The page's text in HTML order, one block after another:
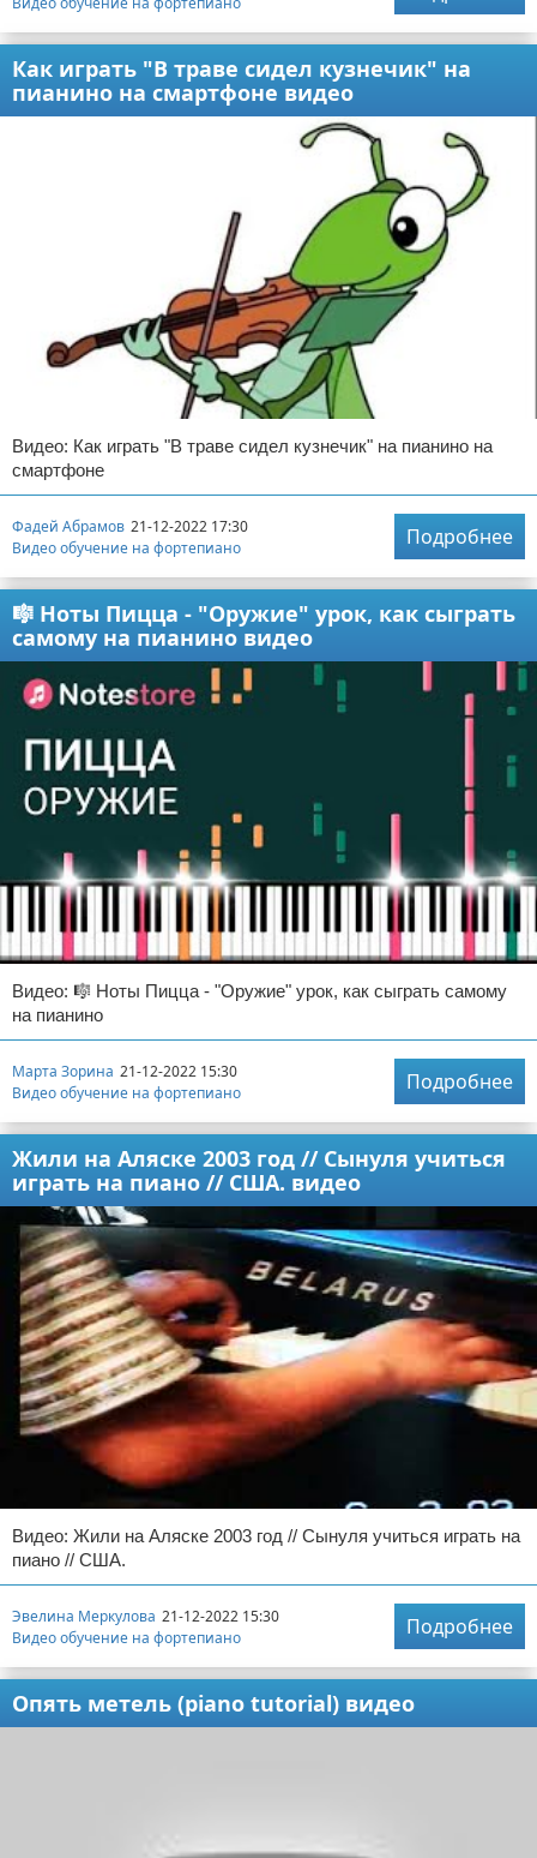
Как играть "В траве сидел кузнечик" на
пианино на смартфоне видео
Видео: Как играть "В траве сидел кузнечик" на пианино на
смартфоне
Фадей Абрамов 21-12-2022 17:30
Видео обучение на фортепиано
Подробнее
🎼 Ноты Пицца - "Оружие" урок, как сыграть
самому на пианино видео
Видео: 🎼 Ноты Пицца - "Оружие" урок, как сыграть самому
на пианино
Марта Зорина 21-12-2022 15:30
Видео обучение на фортепиано
Подробнее
Жили на Аляске 2003 год // Сынуля учиться
играть на пиано // США. видео
Видео: Жили на Аляске 2003 год // Сынуля учиться играть на
пиано // США.
Эвелина Меркулова 21-12-2022 15:30
Видео обучение на фортепиано
Подробнее
Опять метель (piano tutorial) видео